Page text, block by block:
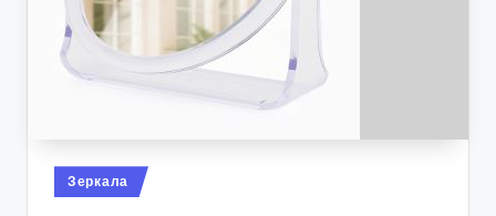
Опубликовано
в
Зеркала